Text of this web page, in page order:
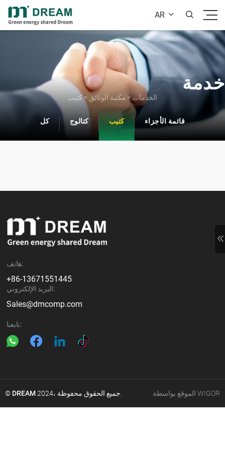
AR  
خدمة
الخدمات> مكتبة الوثائق >كتيب
كل كتالوج كتيب قائمة الأجزاء
هاتف:
+86-13671551445
البريد الإلكتروني:
Sales@dmcomp.com
تابعنا:
© DREAM 2024، جميع الحقوق محفوظة. الموقع بواسطة WIGOR